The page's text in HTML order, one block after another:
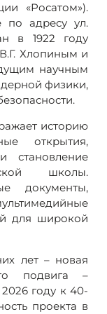
«Росатом»).
по адресу ул.
в 1922 году
Хлопиным и
научным
физики,
историю
открытия,
становление
школы.
документы,
для широкой
лет – новая
подвига –
году к 40-
проекта в